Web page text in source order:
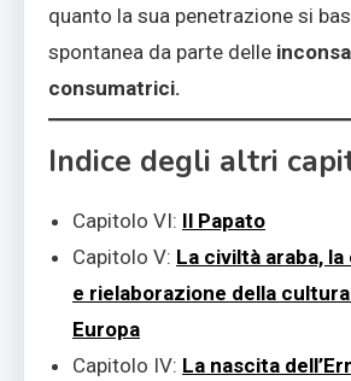
quanto la sua penetrazione si
spontanea da parte delle
consumatrici.
Indice degli altri
Capitolo VI: Il Papato
Capitolo V: La civiltà araba,
e rielaborazione della
Europa
Capitolo IV: La nascita